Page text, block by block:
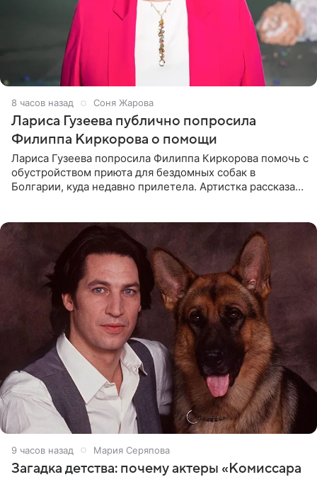
8 часов назад Соня Жарова
Лариса Гузеева публично попросила
Филиппа Киркорова о помощи
Лариса Гузеева попросила Филиппа Киркорова помочь с
обустройством приюта для бездомных собак в
Болгарии, куда недавно прилетела. Артистка рассказала
9 часов назад Мария Серяпова
Загадка детства: почему актеры «Комиссара